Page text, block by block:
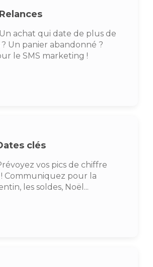
Relances
Un achat qui date de plus de
Un panier abandonné ?
le SMS marketing !
clés
vos pics de chiffre
! Communiquez pour la
les soldes, Noël...